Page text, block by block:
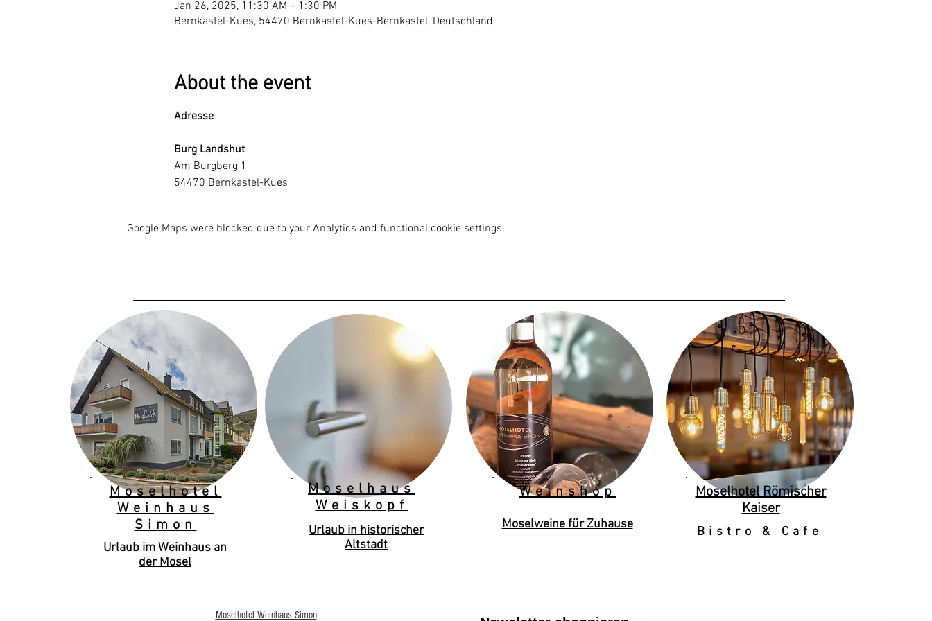
Jan 26, 2025, 11:30 AM – 1:30 PM
Bernkastel-Kues, 54470 Bernkastel-Kues-Bernkastel, Deutschland
About the event
Adresse
Burg Landshut
Am Burgberg 1
54470 Bernkastel-Kues
Google Maps were blocked due to your Analytics and functional cookie settings.
Moselhotel
Weinhaus
Simon
Urlaub im Weinhaus an
der Mosel
Moselhaus
Weiskopf
Urlaub in historischer
Altstadt
Weinshop
Moselweine für Zuhause
Moselhotel Römischer
Kaiser
Bistro & Cafe
Moselhotel Weinhaus Simon